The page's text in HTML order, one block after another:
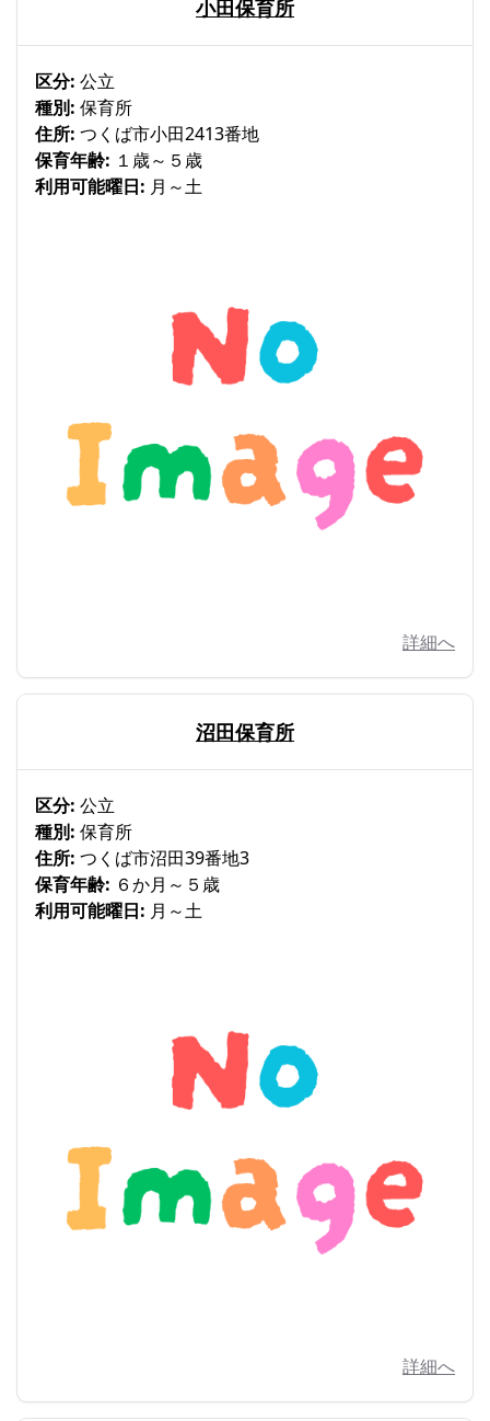
小田保育所
区分: 公立
種別: 保育所
住所: つくば市小田2413番地
保育年齢: １歳～５歳
利用可能曜日: 月～土
詳細へ
沼田保育所
区分: 公立
種別: 保育所
住所: つくば市沼田39番地3
保育年齢: ６か月～５歳
利用可能曜日: 月～土
詳細へ